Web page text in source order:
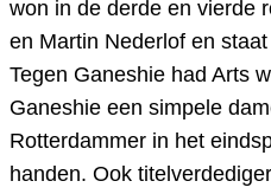
won in de derde en vierde
en Martin Nederlof en
Tegen Ganeshie had Arts
Ganeshie een simpele
Rotterdammer in het
handen. Ook